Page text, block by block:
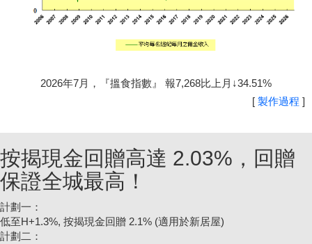
2026年7月，『搵食指數』 報7,268比上月↓34.51%
[ 製作過程 ]
按揭現金回贈高達 2.03%，回贈
保證全城最高！
計劃一：
低至H+1.3%, 按揭現金回贈 2.1% (適用於新居屋)
計劃二：